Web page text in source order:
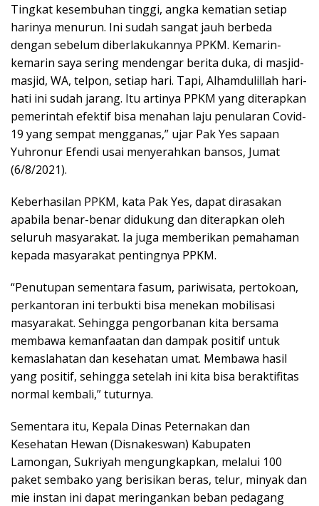
Tingkat kesembuhan tinggi, angka kematian setiap
harinya menurun. Ini sudah sangat jauh berbeda
dengan sebelum diberlakukannya PPKM. Kemarin-
kemarin saya sering mendengar berita duka, di masjid-
masjid, WA, telpon, setiap hari. Tapi, Alhamdulillah hari-
hati ini sudah jarang. Itu artinya PPKM yang diterapkan
pemerintah efektif bisa menahan laju penularan Covid-
19 yang sempat mengganas,” ujar Pak Yes sapaan
Yuhronur Efendi usai menyerahkan bansos, Jumat
(6/8/2021).
Keberhasilan PPKM, kata Pak Yes, dapat dirasakan
apabila benar-benar didukung dan diterapkan oleh
seluruh masyarakat. Ia juga memberikan pemahaman
kepada masyarakat pentingnya PPKM.
“Penutupan sementara fasum, pariwisata, pertokoan,
perkantoran ini terbukti bisa menekan mobilisasi
masyarakat. Sehingga pengorbanan kita bersama
membawa kemanfaatan dan dampak positif untuk
kemaslahatan dan kesehatan umat. Membawa hasil
yang positif, sehingga setelah ini kita bisa beraktifitas
normal kembali,” tuturnya.
Sementara itu, Kepala Dinas Peternakan dan
Kesehatan Hewan (Disnakeswan) Kabupaten
Lamongan, Sukriyah mengungkapkan, melalui 100
paket sembako yang berisikan beras, telur, minyak dan
mie instan ini dapat meringankan beban pedagang